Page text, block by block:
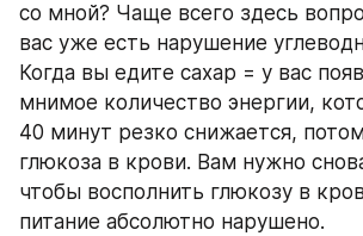
со мной? Чаще всего здесь
вас уже есть нарушение
Когда вы едите сахар = у вас
мнимое количество энергии,
40 минут резко снижается,
глюкоза в крови. Вам нужно
чтобы восполнить глюкозу в
питание абсолютно нарушено.